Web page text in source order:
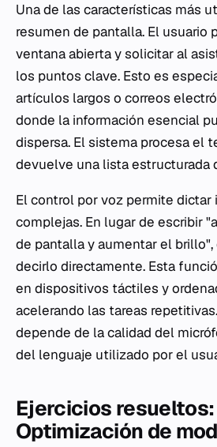
Una de las características más
resumen de pantalla. El usuario
ventana abierta y solicitar al
los puntos clave. Esto es
artículos largos o correos
donde la información esencial
dispersa. El sistema procesa el
devuelve una lista estructurada
El control por voz permite
complejas. En lugar de escribir
de pantalla y aumentar el
decirlo directamente. Esta
en dispositivos táctiles y
acelerando las tareas
depende de la calidad del
del lenguaje utilizado por el
Ejercicios resueltos:
Optimización de